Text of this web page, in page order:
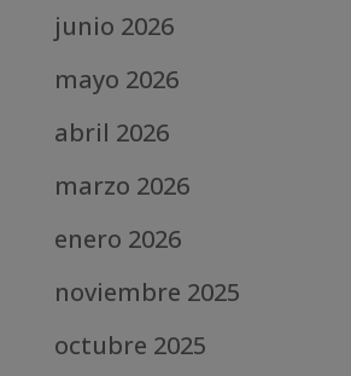
junio 2026
mayo 2026
abril 2026
marzo 2026
enero 2026
noviembre 2025
octubre 2025